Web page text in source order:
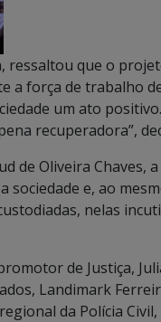
ressaltou que o
a força de trabalho
um ato
recuperadora”,
de Oliveira Chaves,
e, ao
nelas
de Justiça,
Landimark
da Polícia